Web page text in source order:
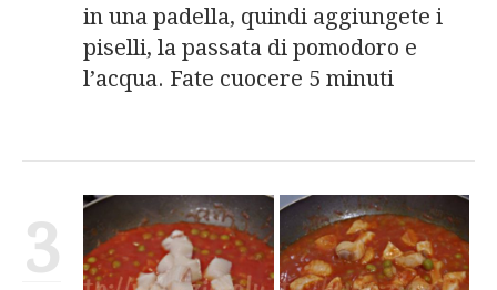
in una padella, quindi aggiungete i
piselli, la passata di pomodoro e
l’acqua. Fate cuocere 5 minuti
3